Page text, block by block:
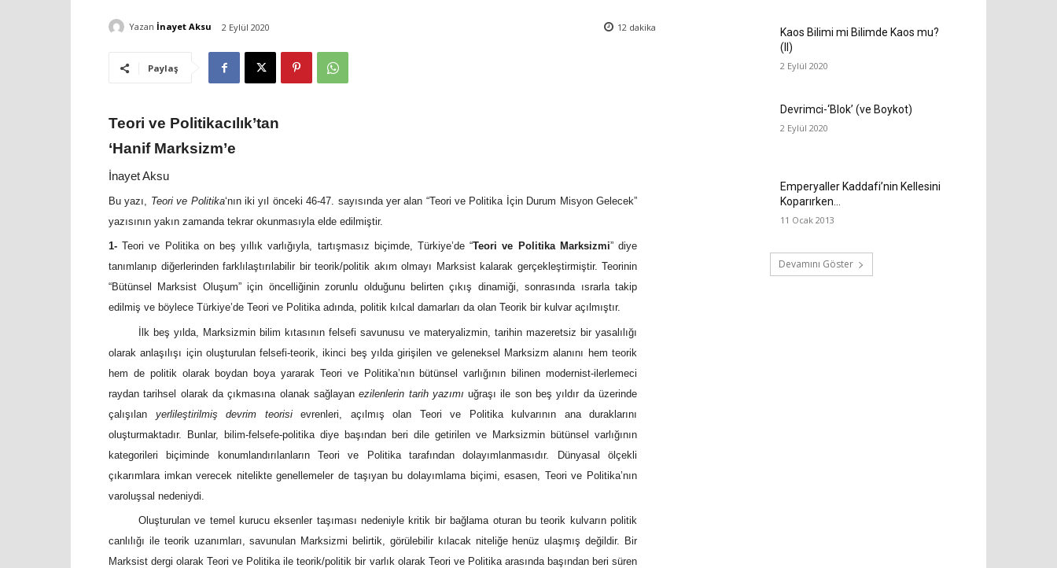
Yazan İnayet Aksu 2 Eylül 2020 12 dakika
Paylaş
Teori ve Politikacılık’tan
‘Hanif Marksizm’e
İnayet Aksu
Bu yazı, Teori ve Politika‘nın iki yıl önceki 46-47. sayısında yer alan “Teori ve Politika İçin Durum Misyon Gelecek”
yazısının yakın zamanda tekrar okunmasıyla elde edilmiştir.
1- Teori ve Politika on beş yıllık varlığıyla, tartışmasız biçimde, Türkiye’de “Teori ve Politika Marksizmi” diye
tanımlanıp diğerlerinden farklılaştırılabilir bir teorik/politik akım olmayı Marksist kalarak gerçekleştirmiştir. Teorinin
“Bütünsel Marksist Oluşum” için öncelliğinin zorunlu olduğunu belirten çıkış dinamiği, sonrasında ısrarla takip
edilmiş ve böylece Türkiye’de Teori ve Politika adında, politik kılcal damarları da olan Teorik bir kulvar açılmıştır.
İlk beş yılda, Marksizmin bilim kıtasının felsefi savunusu ve materyalizmin, tarihin mazeretsiz bir yasalılığı
olarak anlaşılışı için oluşturulan felsefi-teorik, ikinci beş yılda girişilen ve geleneksel Marksizm alanını hem teorik
hem de politik olarak boydan boya yararak Teori ve Politika’nın bütünsel varlığının bilinen modernist-ilerlemeci
raydan tarihsel olarak da çıkmasına olanak sağlayanezilenlerin tarih yazımı uğraşı ile son beş yıldır da üzerinde
çalışılan yerlileştirilmiş devrim teorisievrenleri, açılmış olan Teori ve Politika kulvarının ana duraklarını
oluşturmaktadır. Bunlar, bilim-felsefe-politika diye başından beri dile getirilen ve Marksizmin bütünsel varlığının
kategorileri biçiminde konumlandırılanların Teori ve Politika tarafından dolayımlanmasıdır. Dünyasal ölçekli
çıkarımlara imkan verecek nitelikte genellemeler de taşıyan bu dolayımlama biçimi, esasen, Teori ve Politika’nın
varoluşsal nedeniydi.
Oluşturulan ve temel kurucu eksenler taşıması nedeniyle kritik bir bağlama oturan bu teorik kulvarın politik
canlılığı ile teorik uzanımları, savunulan Marksizmi belirtik, görülebilir kılacak niteliğe henüz ulaşmış değildir. Bir
Marksist dergi olarak Teori ve Politika ile teorik/politik bir varlık olarak Teori ve Politika arasında başından beri süren
Kaos Bilimi mi Bilimde Kaos mu?
(II)
2 Eylül 2020
Devrimci-‘Blok’ (ve Boykot)
2 Eylül 2020
Emperyaller Kaddafi’nin Kellesini
Koparırken…
11 Ocak 2013
Devamını Göster